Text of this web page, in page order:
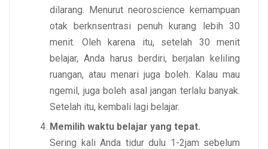
dilarang. Menurut neoroscience kemampuan
otak berknsentrasi penuh kurang lebih 30
menit. Oleh karena itu, setelah 30 menit
belajar, Anda harus berdiri, berjalan keliling
ruangan, atau menari juga boleh. Kalau mau
ngemil, juga boleh asal jangan terlalu banyak.
Setelah itu, kembali lagi belajar.
Memilih waktu belajar yang tepat.
Sering kali Anda tidur dulu 1-2jam sebelum